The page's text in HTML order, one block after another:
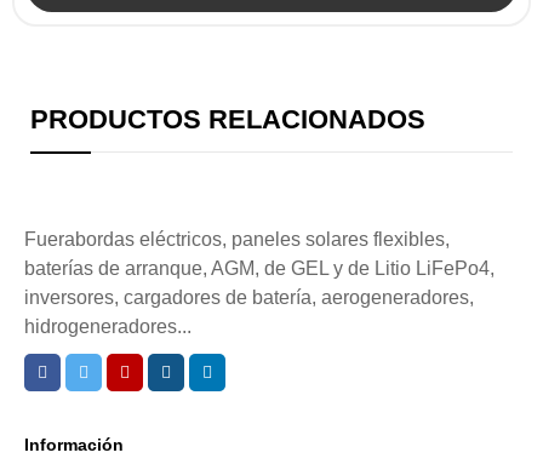
PRODUCTOS RELACIONADOS
Fuerabordas eléctricos, paneles solares flexibles,
baterías de arranque, AGM, de GEL y de Litio LiFePo4,
inversores, cargadores de batería, aerogeneradores,
hidrogeneradores...
Información